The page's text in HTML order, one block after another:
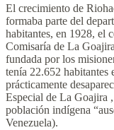
El crecimiento de
formaba parte del
habitantes, en 1928, el
Comisaría de La
fundada por los
tenía 22.652 habitantes
prácticamente
Especial de La Goajira
población indígena
Venezuela).